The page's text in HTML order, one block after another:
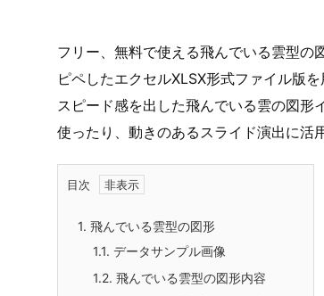
フリー、無料で使える飛んでいる雲型の
ピペしたエクセルXLSX形式ファイル版を
スピード感を出した飛んでいる雲の図形
使ったり、動きのあるスライド演出に活
目次
1. 飛んでいる雲型の図形
1.1. データサンプル画像
1.2. 飛んでいる雲型の図形内容